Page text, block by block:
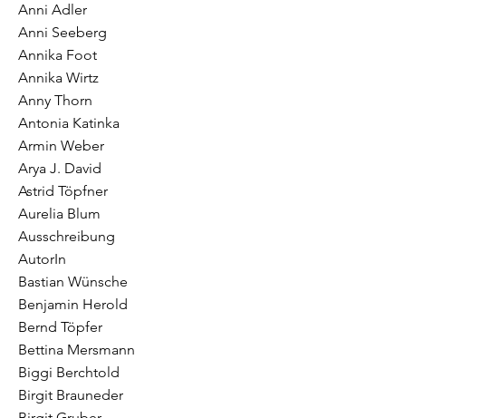
Anni Adler
Anni Seeberg
Annika Foot
Annika Wirtz
Anny Thorn
Antonia Katinka
Armin Weber
Arya J. David
Astrid Töpfner
Aurelia Blum
Ausschreibung
AutorIn
Bastian Wünsche
Benjamin Herold
Bernd Töpfer
Bettina Mersmann
Biggi Berchtold
Birgit Brauneder